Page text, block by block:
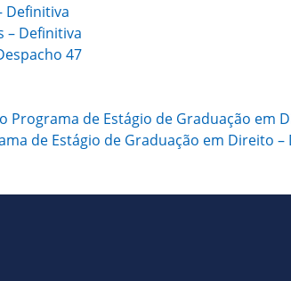
Definitiva
– Definitiva
47
Programa de Estágio de Graduação em
de Estágio de Graduação em Direito –